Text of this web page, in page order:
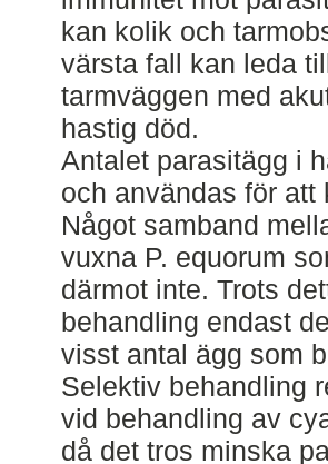
kan kolik och
värsta fall kan leda
tarmväggen med
hastig död.
Antalet parasitägg i
och användas för
Något samband
vuxna P. equorum
därmot inte. Trots
behandling endast
visst antal ägg som
Selektiv behandling
vid behandling av
då det tros minska